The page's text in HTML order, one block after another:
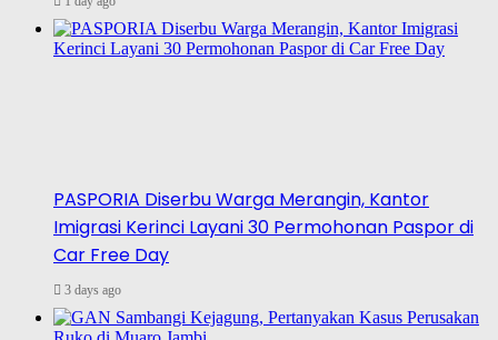
PASPORIA Diserbu Warga Merangin, Kantor
Imigrasi Kerinci Layani 30 Permohonan Paspor di
Car Free Day
3 days ago